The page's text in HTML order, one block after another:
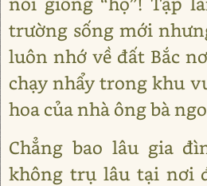
trường sống mới
luôn nhớ về đất Bắc
chạy nhẩy trong khu
hoa của nhà ông bà
Chẳng bao lâu gia
không trụ lâu tại nơi